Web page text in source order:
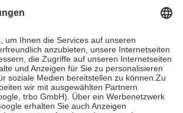
Mitglieder Zuzahlungen in Höhe von zehn
Es sind jedoch nie mehr als die tatsächlichen
zu entrichten.
grundsätzlich auch für Online-Apotheken.
Krankenpflege beträgt die
der Kosten sowie zehn Euro je
der Versicherten für ihre eigene Gesundheit zu